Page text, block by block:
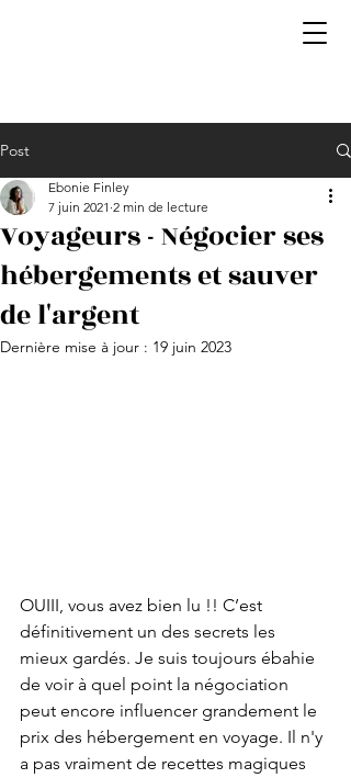
Post
Voyageurs - Négocier ses
hébergements et sauver
de l'argent
Ebonie Finley
7 juin 2021 2 min de lecture
Dernière mise à jour : 19 juin 2023
OUIII, vous avez bien lu !! C’est
définitivement un des secrets les
mieux gardés. Je suis toujours ébahie
de voir à quel point la négociation
peut encore influencer grandement le
prix des hébergement en voyage. Il n'y
a pas vraiment de recettes magiques